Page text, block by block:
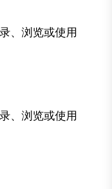
、浏览或使用
、浏览或使用